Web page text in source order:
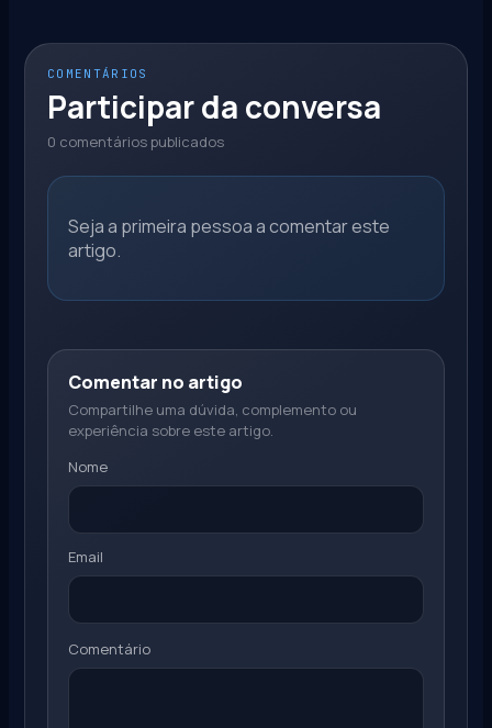
COMENTÁRIOS
Participar da conversa
0 comentários publicados
Seja a primeira pessoa a comentar este
artigo.
Comentar no artigo
Compartilhe uma dúvida, complemento ou
experiência sobre este artigo.
Nome
Email
Comentário